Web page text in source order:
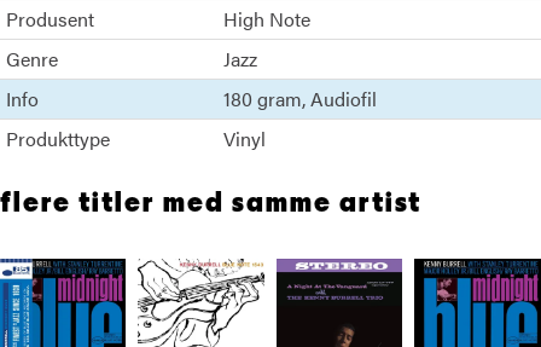
Produsent
High Note
Genre
Jazz
Info
180 gram Audiofil
Produkttype
Vinyl
flere titler med samme artist